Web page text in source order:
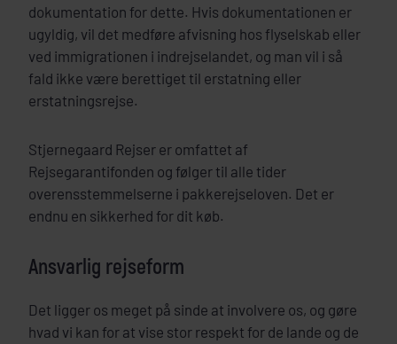
dokumentation for dette. Hvis dokumentationen er
ugyldig, vil det medføre afvisning hos flyselskab eller
ved immigrationen i indrejselandet, og man vil i så
fald ikke være berettiget til erstatning eller
erstatningsrejse.
Stjernegaard Rejser er omfattet af
Rejsegarantifonden og følger til alle tider
overensstemmelserne i pakkerejseloven. Det er
endnu en sikkerhed for dit køb.
Ansvarlig rejseform
Det ligger os meget på sinde at involvere os, og gøre
hvad vi kan for at vise stor respekt for de lande og de